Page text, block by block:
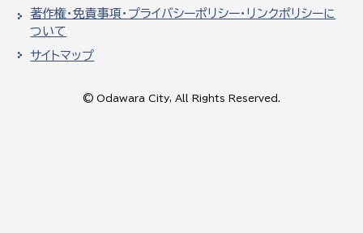
著作権・免責事項・プライバシーポリシー・リンクポリシーに
ついて
サイトマップ
© Odawara City, All Rights Reserved.